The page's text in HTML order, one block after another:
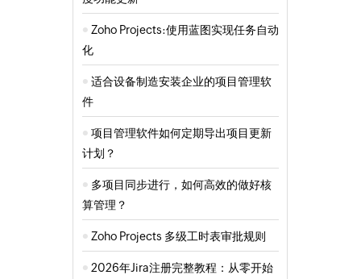
Zoho Projects:使用蓝图实现任务自动
化
适合设备制造安装企业的项目管理软
件
项目管理软件如何定期导出项目更新
计划？
多项目同步进行，如何高效的做好核
算管理？
Zoho Projects 多级工时表审批规则
2026年Jira注册完整教程：从零开始